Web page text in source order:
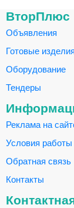
ВторПлюс
Объявления
Готовые изделия
Оборудование
Тендеры
Реклама на
Условия работы
Обратная связь
Контакты